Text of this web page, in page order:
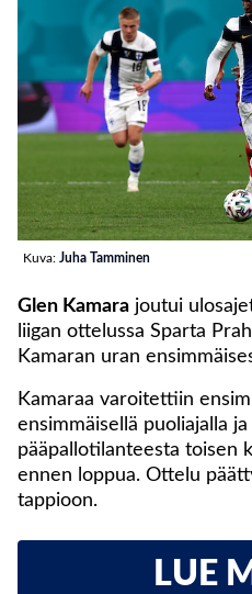
Kuva: Juha Tamminen
Glen Kamara joutui
liigan ottelussa Sparta
Kamaran uran
Kamaraa varoitettiin
ensimmäisellä puoliajalla
pääpallotilanteesta toisen
ennen loppua. Ottelu
tappioon.
LUE